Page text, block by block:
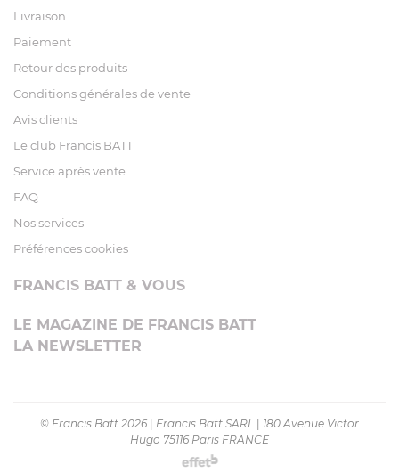
Livraison
Paiement
Retour des produits
Conditions générales de vente
Avis clients
Le club Francis BATT
Service après vente
FAQ
Nos services
Préférences cookies
FRANCIS BATT & VOUS
LE MAGAZINE DE FRANCIS BATT
LA NEWSLETTER
© Francis Batt 2026 Francis Batt SARL
180 Avenue Victor
Hugo 75116 Paris FRANCE